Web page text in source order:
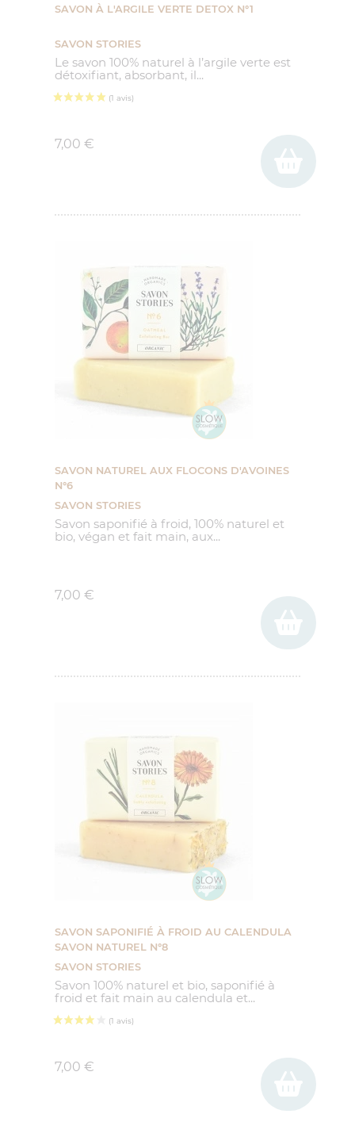
(90 avis)
SAVON À L'ARGILE VERTE DETOX N°1
SAVON STORIES
Le savon 100% naturel à l’argile verte est
détoxifiant, absorbant, il...
7,00 €
SAVON NATUREL AUX FLOCONS D'AVOINES
N°6
SAVON STORIES
Savon saponifié à froid, 100% naturel et
bio, végan et fait main, aux...
7,00 €
SAVON SAPONIFIÉ À FROID AU CALENDULA
SAVON NATUREL N°8
SAVON STORIES
Savon 100% naturel et bio, saponifié à
froid et fait main au calendula et...
7,00 €